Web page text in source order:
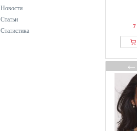
Hanro
Henderson
Hunkemöller
Новости
Статьи
Статистика
7